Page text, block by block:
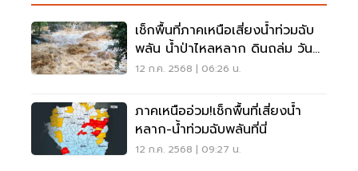
เช็กพื้นที่ภาคเหนือเสี่ยงน้ำท่วมฉับ
พลัน น้ำป่าไหลหลาก ดินถล่ม วันที่
12 ก.ค.68
12 ก.ค. 2568 | 06:26 น.
ภาคเหนืออ่วม!เช็กพื้นที่เสี่ยงน้ำ
หลาก-น้ำท่วมฉับพลันที่นี่
12 ก.ค. 2568 | 09:27 น.